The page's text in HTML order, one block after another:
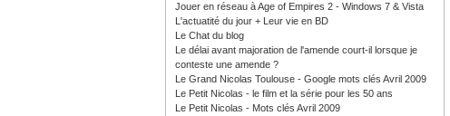
Jouer en réseau à Age of Empires 2 - Windows 7 & Vista
L'actuatité du jour + Leur vie en BD
Le Chat du blog
Le délai avant majoration de l'amende court-il lorsque je
conteste une amende ?
Le Grand Nicolas Toulouse - Google mots clés Avril 2009
Le Petit Nicolas - le film et la série pour les 50 ans
Le Petit Nicolas - Mots clés Avril 2009